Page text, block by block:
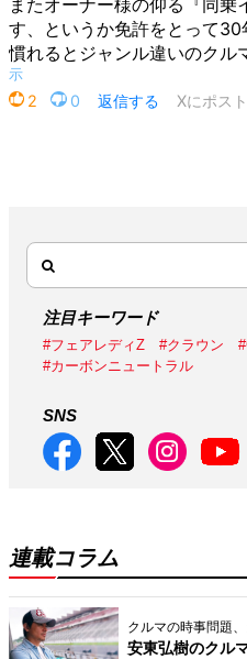
注目キーワード
#フェアレディZ #クラウン
#カーボンニュートラル
SNS
連載コラム
クルマの時事問題
安東弘樹のクル